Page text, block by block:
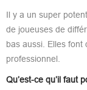
Il y a un super
de joueuses de
bas aussi. Elles font
professionnel.
Qu’est-ce qu’il faut